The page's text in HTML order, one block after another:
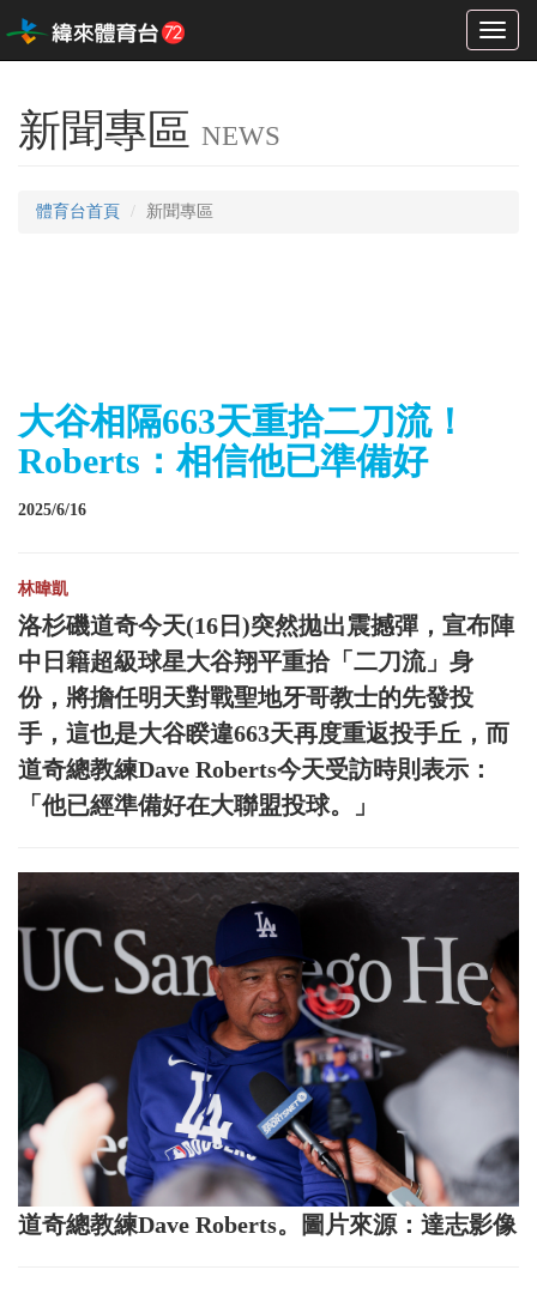
Toggle
新聞專區 NEWS
體育台首頁 新聞專區
大谷相隔663天重拾二刀流！
Roberts：相信他已準備好
2025/6/16
林暐凱
洛杉磯道奇今天(16日)突然拋出震撼彈，宣布陣
中日籍超級球星大谷翔平重拾「二刀流」身
份，將擔任明天對戰聖地牙哥教士的先發投
手，這也是大谷睽違663天再度重返投手丘，而
道奇總教練Dave Roberts今天受訪時則表示：
「他已經準備好在大聯盟投球。」
道奇總教練Dave Roberts。圖片來源：達志影像